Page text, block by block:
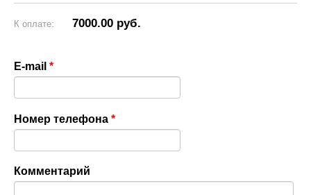
К оплате: 7000.00 руб.
E-mail *
Номер телефона *
Комментарий